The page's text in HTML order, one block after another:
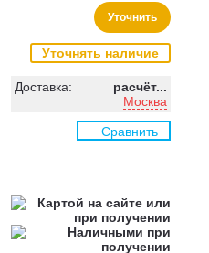
Уточнить
Уточнять наличие
Доставка:
расчёт...
Москва
Сравнить